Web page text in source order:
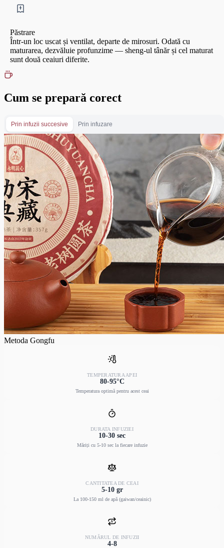
Păstrare
Într-un loc uscat și ventilat, departe de mirosuri. Odată cu
maturarea, dezvăluie profunzime — sheng-ul tânăr și cel maturat
sunt două ceaiuri diferite.
Cum se prepară corect
Prin infuzii succesive Prin infuzare
Metoda Gongfu
TEMPERATURA APEI
80-95°C
Temperatura optimă pentru acest ceai
DURATA INFUZIEI
10-30 sec
Măriți cu 5-10 sec la fiecare infuzie
CANTITATEA DE CEAI
5-10 gr
La 100-150 ml de apă (gaiwan/ceainic)
NUMĂRUL DE INFUZII
4-8